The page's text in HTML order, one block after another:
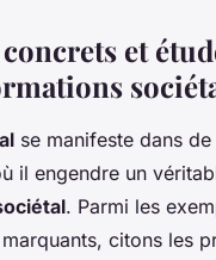
et
se manifeste dans
il engendre un
. Parmi les
citons les